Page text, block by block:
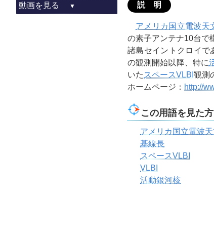
動画を見る
説 明
アメリカ国立電波天
の素子アンテナ10台で
諸島セイントクロイで
の観測開始以降、特に
いた スペースVLBI 観測
ホームページ： http://
この用語を見た
アメリカ国立電波天
基線長
スペースVLBI
VLBI
活動銀河核